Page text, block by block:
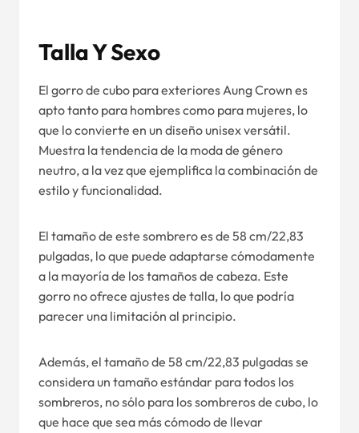
Talla Y Sexo
El gorro de cubo para exteriores Aung Crown es
apto tanto para hombres como para mujeres, lo
que lo convierte en un diseño unisex versátil.
Muestra la tendencia de la moda de género
neutro, a la vez que ejemplifica la combinación de
estilo y funcionalidad.
El tamaño de este sombrero es de 58 cm/22,83
pulgadas, lo que puede adaptarse cómodamente
a la mayoría de los tamaños de cabeza. Este
gorro no ofrece ajustes de talla, lo que podría
parecer una limitación al principio.
Además, el tamaño de 58 cm/22,83 pulgadas se
considera un tamaño estándar para todos los
sombreros, no sólo para los sombreros de cubo, lo
que hace que sea más cómodo de llevar